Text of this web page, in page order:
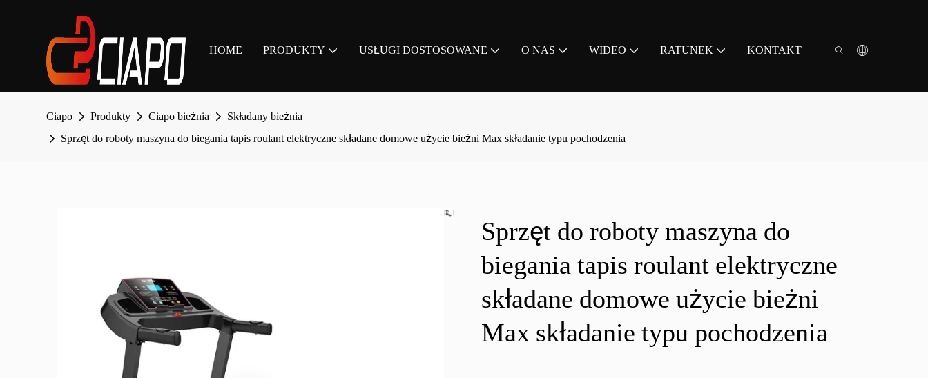
HOME PRODUKTY USŁUGI DOSTOSOWANE O NAS WIDEO RATUNEK KONTAKT
Ciapo Produkty Ciapo bieżnia
Składany bieżnia
Sprzęt do roboty maszyna do biegania tapis roulant elektryczne składane domowe użycie bieżni Max składanie typu pochodzenia
Sprzęt do roboty maszyna do
biegania tapis roulant elektryczne
składane domowe użycie bieżni
Max składanie typu pochodzenia